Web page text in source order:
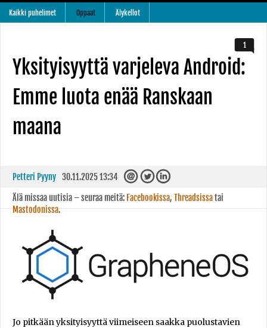
Kaikki puhelimet Oppaat Älykellot
Yksityisyyttä varjeleva Android:
Emme luota enää Ranskaan
maana
1
Petteri Pyyny 30.11.2025 13:34
Älä missaa uutisia – seuraa meitä: Facebookissa, Threadsissatai
Mastodonissa.
Jo pitkään yksityisyyttä viimeiseen saakka puolustavien